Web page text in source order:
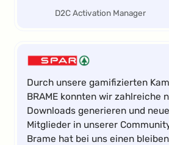
D2C Activation Manager
Durch unsere gamifizierten
BRAME konnten wir zahlreiche
Downloads generieren und
Mitglieder in unserer
Brame hat bei uns einen